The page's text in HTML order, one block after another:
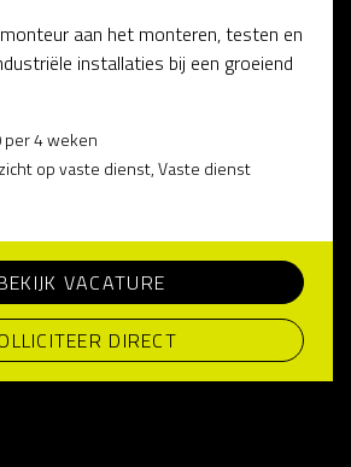
aan het monteren, testen en
installaties bij een groeiend
4 weken
op vaste dienst, Vaste dienst
VACATURE
DIRECT